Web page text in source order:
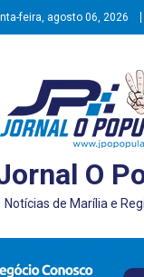
feira, agosto 06, 2026
O
Notícias de Marília e